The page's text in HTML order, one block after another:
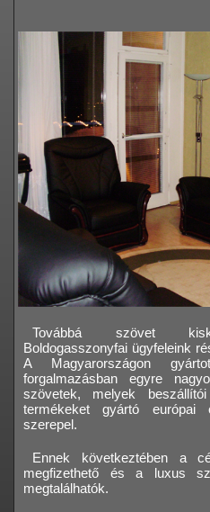
Továbbá szövet
Boldogasszonyfai ügyfeleink
A Magyarországon
forgalmazásban egyre
szövetek, melyek
termékeket gyártó
szerepel.
Ennek következtében a
megfizethető és a luxus
megtalálhatók.